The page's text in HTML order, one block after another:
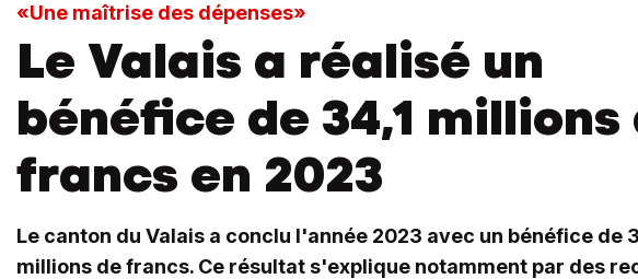
«Une maîtrise des dépenses»
Le Valais a réalisé un
bénéfice de 34,1 millions
francs en 2023
Le canton du Valais a conclu l'année 2023 avec un bénéfice de
millions de francs. Ce résultat s'explique notamment par des